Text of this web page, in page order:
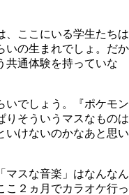
ここにいる学生たちは
いの生まれでしょ。だか
共通体験を持っていな
でしょう。『ポケモン
りそういうマスなものは
いけないのかなあと思い
スな音楽」はなんなん
２ヵ月でカラオケ行っ